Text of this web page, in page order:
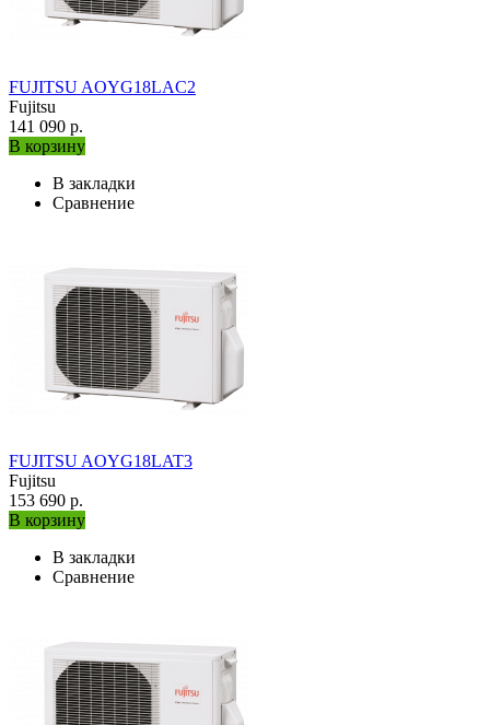
FUJITSU AOYG18LAC2
Fujitsu
141 090 р.
В корзину
В закладки
Сравнение
FUJITSU AOYG18LAT3
Fujitsu
153 690 р.
В корзину
В закладки
Сравнение